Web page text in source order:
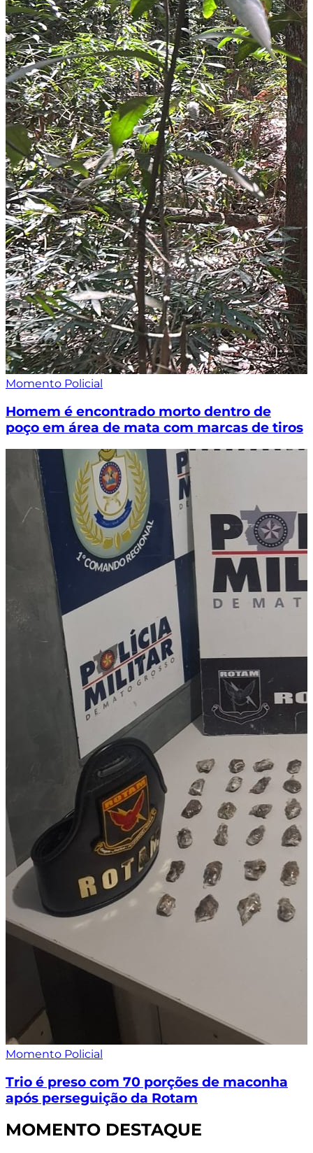
Momento Policial
Homem é encontrado morto dentro de
poço em área de mata com marcas de tiros
Momento Policial
Trio é preso com 70 porções de maconha
após perseguição da Rotam
MOMENTO DESTAQUE